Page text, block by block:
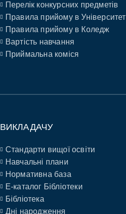
Перелік конкурсних предметів
Правила прийому в Університет
Правила прийому в Коледж
Вартість навчання
Приймальна коміся
ВИКЛАДАЧУ
Стандарти вищої освіти
Навчальні плани
Нормативна база
E-каталог Бібліотеки
Бібліотека
Дні народження